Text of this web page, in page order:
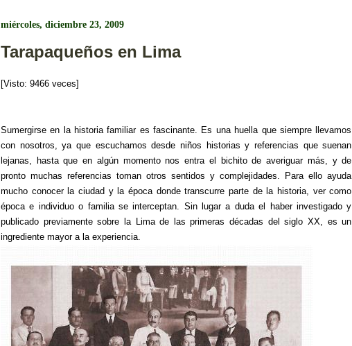
b
o
o
ar
tir
miércoles, diciembre 23, 2009
Tarapaqueños en Lima
[Visto: 9466 veces]
Sumergirse en la historia familiar es fascinante. Es una huella que siempre llevamos
con nosotros, ya que escuchamos desde niños historias y referencias que suenan
lejanas, hasta que en algún momento nos entra el bichito de averiguar más, y de
pronto muchas referencias toman otros sentidos y complejidades. Para ello ayuda
mucho conocer la ciudad y la época donde transcurre parte de la historia, ver como
época e individuo o familia se interceptan. Sin lugar a duda el haber investigado y
publicado previamente sobre la Lima de las primeras décadas del siglo XX, es un
ingrediente mayor a la experiencia.